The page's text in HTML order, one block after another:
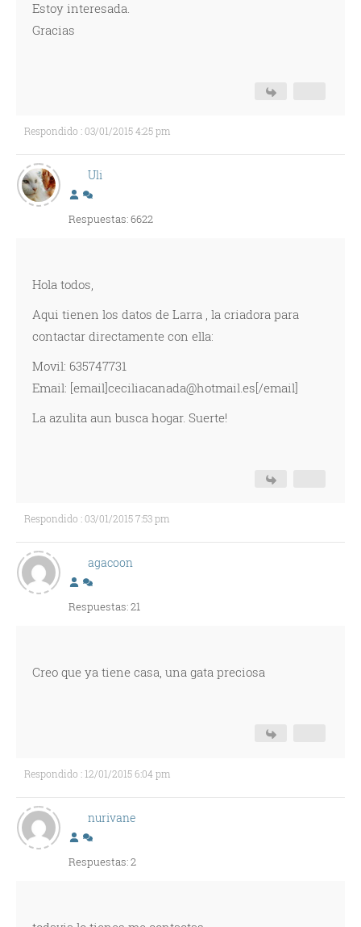
Estoy interesada.
Gracias
Respondido : 03/01/2015 4:25 pm
Uli
Respuestas: 6622
Hola todos,
Aqui tienen los datos de Larra , la criadora para
contactar directamente con ella:
Movil: 635747731
Email: [email]ceciliacanada@hotmail.es[/email]
La azulita aun busca hogar. Suerte!
Respondido : 03/01/2015 7:53 pm
agacoon
Respuestas: 21
Creo que ya tiene casa, una gata preciosa
Respondido : 12/01/2015 6:04 pm
nurivane
Respuestas: 2